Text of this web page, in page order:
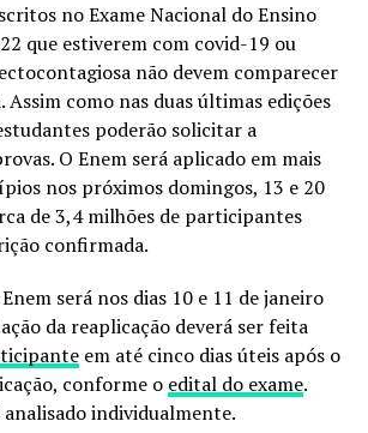
no Exame Nacional do Ensino
que estiverem com covid-19 ou
não devem comparecer
Assim como nas duas últimas edições
poderão solicitar a
O Enem será aplicado em mais
nos próximos domingos, 13 e 20
de 3,4 milhões de participantes
confirmada.
será nos dias 10 e 11 de janeiro
da reaplicação deverá ser feita
em até cinco dias úteis após o
conforme o edital do exame.
analisado individualmente.